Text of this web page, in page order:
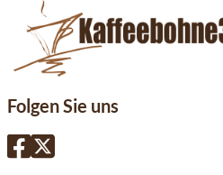
Folgen Sie uns